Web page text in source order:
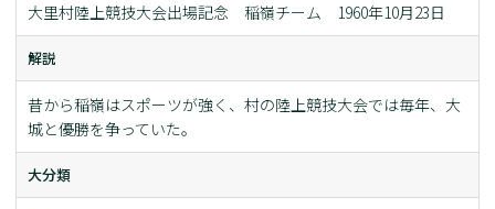
大里村陸上競技大会出場記念 稲嶺チーム 1960年10月23日
解説
昔から稲嶺はスポーツが強く、村の陸上競技大会では毎年、大
城と優勝を争っていた。
大分類